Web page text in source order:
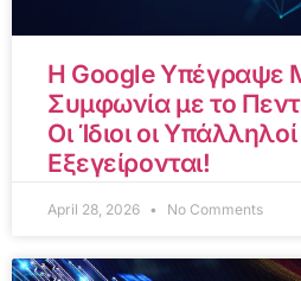
Η Google Υπέγραψε
Συμφωνία με το
Οι Ίδιοι οι
Εξεγείρονται!
April 28, 2026 No Comments